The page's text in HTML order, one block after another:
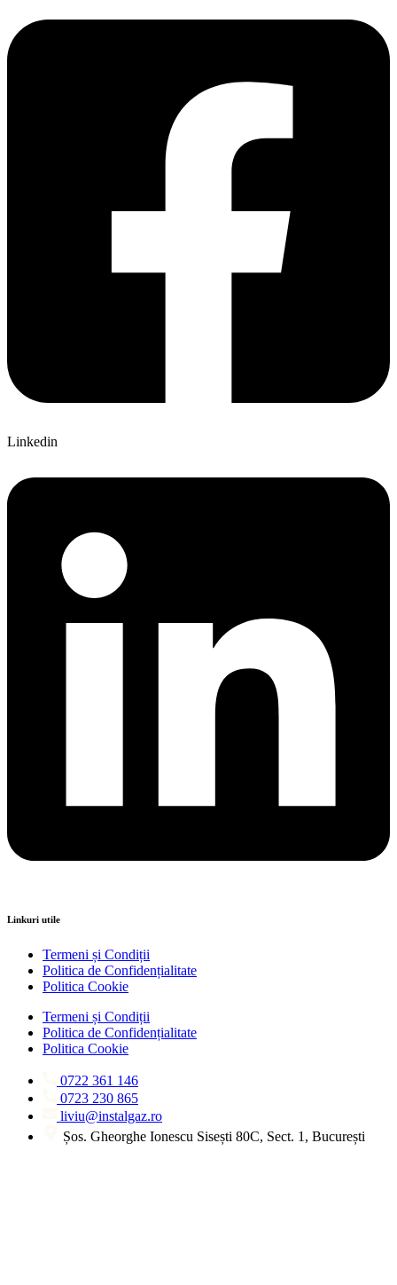
Linkedin
Linkuri utile
Termeni și Condiții
Politica de Confidențialitate
Politica Cookie
Termeni și Condiții
Politica de Confidențialitate
Politica Cookie
0722 361 146
0723 230 865
liviu@instalgaz.ro
Șos. Gheorghe Ionescu Sisești 80C, Sect. 1, București